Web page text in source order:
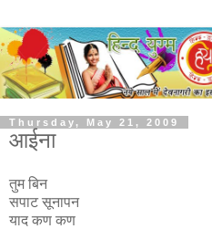
Thursday, May 21, 2009
आईना
तुम बिन
सपाट सूनापन
याद कण कण